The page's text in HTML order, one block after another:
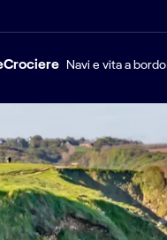
Crociere Navi e vita a bordo